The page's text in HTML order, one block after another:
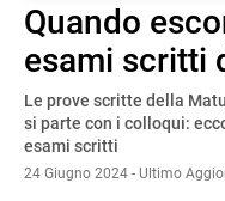
Quando
esami scritti
Le prove scritte della
si parte con i colloqui:
esami scritti
24 Giugno 2024 - Ultimo